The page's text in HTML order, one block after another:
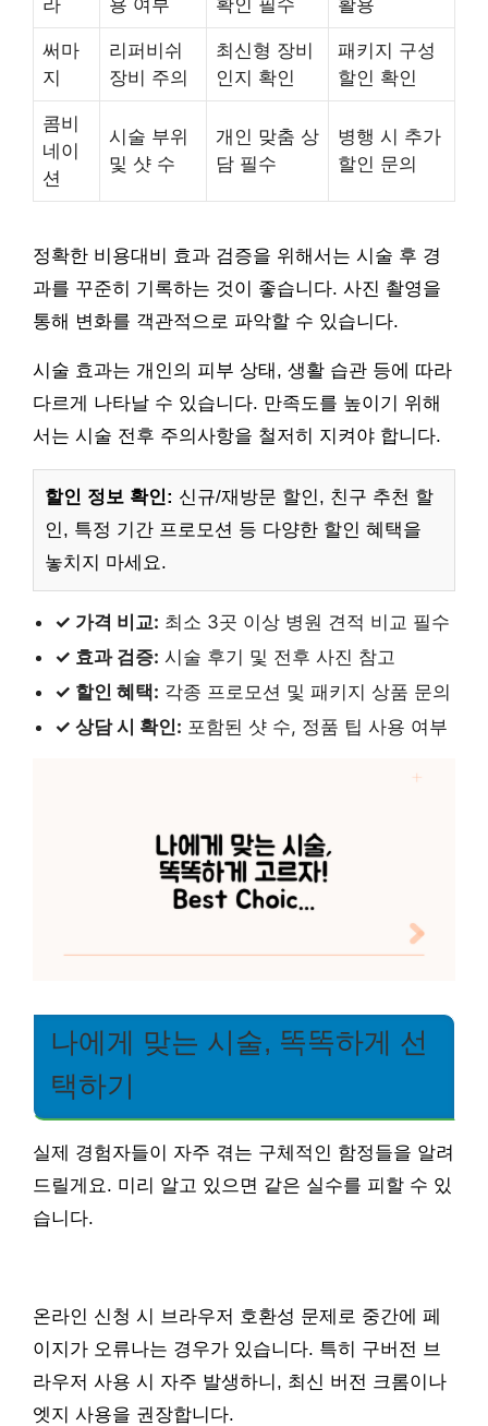
라 용 여부 확인 필수 활용
써마
지
리퍼비쉬
장비 주의
최신형 장비
인지 확인
패키지 구성
할인 확인
콤비
네이
션
시술 부위
및 샷 수
개인 맞춤 상
담 필수
병행 시 추가
할인 문의
정확한 비용대비 효과 검증을 위해서는 시술 후 경
과를 꾸준히 기록하는 것이 좋습니다. 사진 촬영을
통해 변화를 객관적으로 파악할 수 있습니다.
시술 효과는 개인의 피부 상태, 생활 습관 등에 따라
다르게 나타날 수 있습니다. 만족도를 높이기 위해
서는 시술 전후 주의사항을 철저히 지켜야 합니다.
할인 정보 확인: 신규/재방문 할인, 친구 추천 할
인, 특정 기간 프로모션 등 다양한 할인 혜택을
놓치지 마세요.
✓ 가격 비교: 최소 3곳 이상 병원 견적 비교 필수
✓ 효과 검증: 시술 후기 및 전후 사진 참고
✓ 할인 혜택: 각종 프로모션 및 패키지 상품 문의
✓ 상담 시 확인: 포함된 샷 수, 정품 팁 사용 여부
나에게 맞는 시술, 똑똑하게 선
택하기
실제 경험자들이 자주 겪는 구체적인 함정들을 알려
드릴게요. 미리 알고 있으면 같은 실수를 피할 수 있
습니다.
온라인 신청 시 브라우저 호환성 문제로 중간에 페
이지가 오류나는 경우가 있습니다. 특히 구버전 브
라우저 사용 시 자주 발생하니, 최신 버전 크롬이나
엣지 사용을 권장합니다.